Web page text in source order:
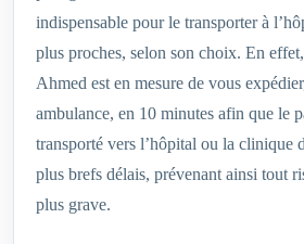
indispensable pour le transporter à
plus proches, selon son choix. En
Ahmed est en mesure de vous
ambulance, en 10 minutes afin que le
transporté vers l’hôpital ou la clinique
plus brefs délais, prévenant ainsi tout
plus grave.